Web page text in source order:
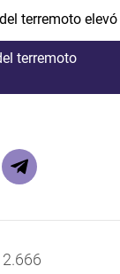
terremoto